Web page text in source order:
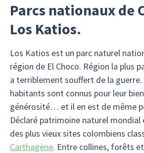
Parcs nationaux de
Los Katios.
Los Katios est un parc naturel
région de El Choco. Région la plus
a terriblement souffert de la
habitants sont connus pour leur
générosité… et il en est de même
Déclaré patrimoine naturel mondial
des plus vieux sites colombiens
Carthagène. Entre collines, forêts